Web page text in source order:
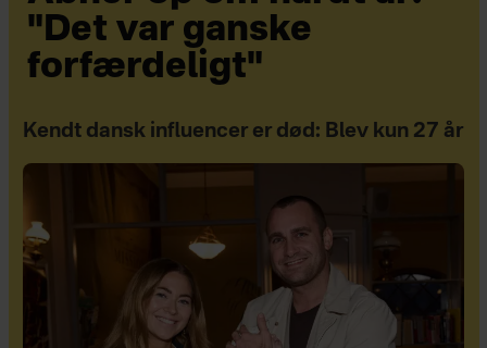
"Det var ganske
forfærdeligt"
Kendt dansk influencer er død: Blev kun 27 år